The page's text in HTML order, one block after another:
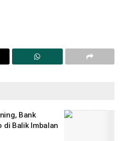
Bank
di Balik Imbalan